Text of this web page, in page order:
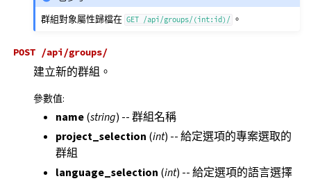
群組對象屬性歸檔在 GET /api/groups/(int:id)/ 。
POST /api/groups/
建立新的群組。
參數值:
name(string) -- 群組名稱
project_selection (int) -- 給定選項的專案選取的
群組
language_selection (int) -- 給定選項的語言選擇